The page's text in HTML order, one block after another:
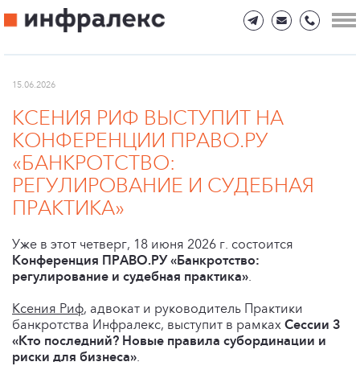
15.06.2026
КСЕНИЯ РИФ ВЫСТУПИТ НА
КОНФЕРЕНЦИИ ПРАВО.РУ
«БАНКРОТСТВО:
РЕГУЛИРОВАНИЕ И СУДЕБНАЯ
ПРАКТИКА»
Уже в этот четверг, 18 июня 2026 г. состоится
Конференция ПРАВО.РУ «Банкротство:
регулирование и судебная практика».
Ксения Риф, адвокат и руководитель Практики
банкротства Инфралекс, выступит в рамках Сессии 3
«Кто последний? Новые правила субординации и
риски для бизнеса».